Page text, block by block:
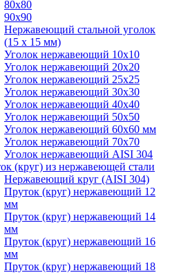
80х80
90х90
Нержавеющий стальной уголок
(15 х 15 мм)
Уголок нержавеющий 10х10
Уголок нержавеющий 20х20
Уголок нержавеющий 25х25
Уголок нержавеющий 30х30
Уголок нержавеющий 40х40
Уголок нержавеющий 50х50
Уголок нержавеющий 60х60 мм
Уголок нержавеющий 70х70
Уголок нержавеющий AISI 304
(круг) из нержавеющей стали
Нержавеющий круг (AISI 304)
Пруток (круг) нержавеющий 12
мм
Пруток (круг) нержавеющий 14
мм
Пруток (круг) нержавеющий 16
мм
Пруток (круг) нержавеющий 18